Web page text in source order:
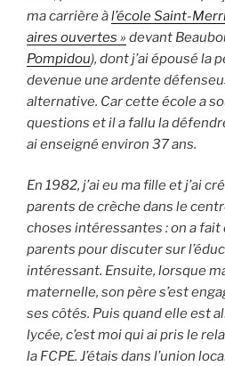
ma carrière àl’école Saint-
aires ouvertes » devant
Pompidou), dont j’ai épousé la
devenue une ardente
alternative. Car cette école a
questions et il a fallu la
ai enseigné environ 37 ans.
En 1982, j’ai eu ma fille et j’ai
parents de crèche dans le
choses intéressantes : on a
parents pour discuter sur
intéressant. Ensuite, lorsque
maternelle, son père s’est
ses côtés. Puis quand elle est
lycée, c’est moi qui ai pris le
la FCPE. J’étais dans l’union